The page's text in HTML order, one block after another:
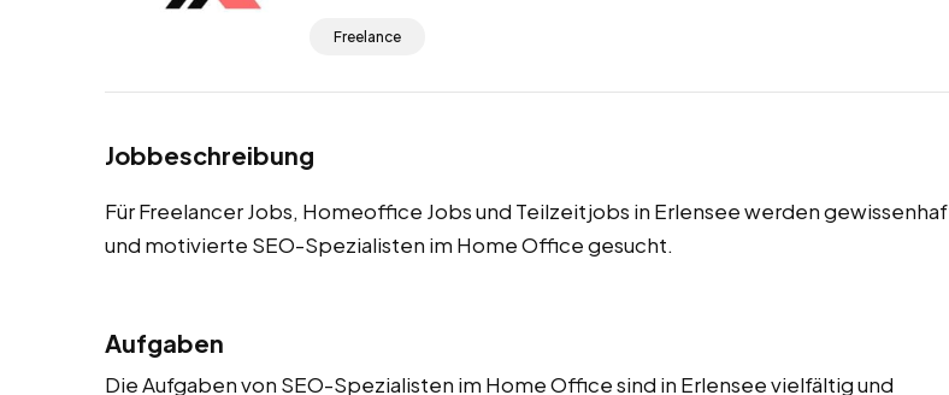
Freelance
Jobbeschreibung
Für Freelancer Jobs, Homeoffice Jobs und Teilzeitjobs in Erlensee werden
und motivierte SEO-Spezialisten im Home Office gesucht.
Aufgaben
Die Aufgaben von SEO-Spezialisten im Home Office sind in Erlensee vielfältig und